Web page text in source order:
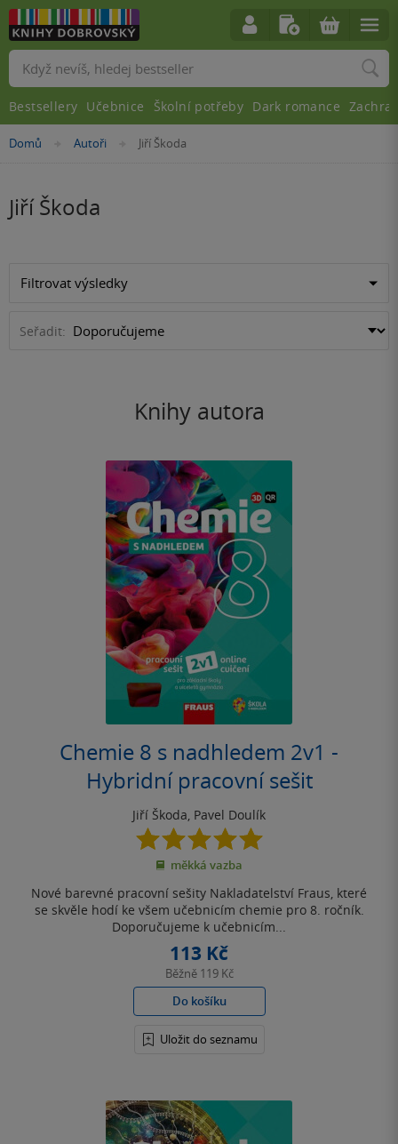
Nacházíte
Domů »Autoři »Jiří Škoda
Jiří Škoda
Filtrovat výsledky
Seřadit:
Knihy autora
Chemie 8 s nadhledem 2v1 -
Hybridní pracovní sešit
Jiří Škoda, Pavel Doulík
5.0
z
5
měkká vazba
Nové barevné pracovní sešity Nakladatelství Fraus, které
se skvěle hodí ke všem učebnicím chemie pro 8. ročník.
Doporučujeme k učebnicím...
113 Kč
Běžně 119 Kč
Do košíku
Uložit do seznamu
Vyhledávání
Bestsellery Učebnice Školní potřeby Dark romance